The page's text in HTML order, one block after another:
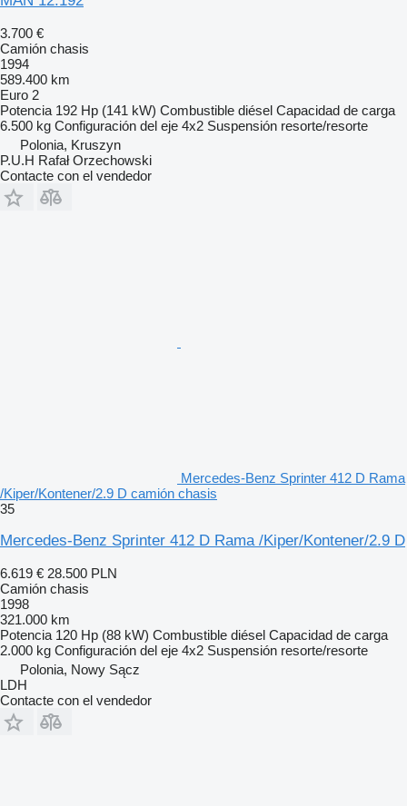
3.700 €
Camión chasis
1994
589.400 km
Euro 2
Potencia 192 Hp (141 kW) Combustible diésel Capacidad de carga
6.500 kg Configuración del eje 4x2 Suspensión resorte/resorte
Polonia, Kruszyn
P.U.H Rafał Orzechowski
Contacte con el vendedor
Mercedes-Benz Sprinter 412 D Rama
/Kiper/Kontener/2.9 D camión chasis
35
Mercedes-Benz Sprinter 412 D Rama /Kiper/Kontener/2.9 D
6.619 € 28.500 PLN
Camión chasis
1998
321.000 km
Potencia 120 Hp (88 kW) Combustible diésel Capacidad de carga
2.000 kg Configuración del eje 4x2 Suspensión resorte/resorte
Polonia, Nowy Sącz
LDH
Contacte con el vendedor